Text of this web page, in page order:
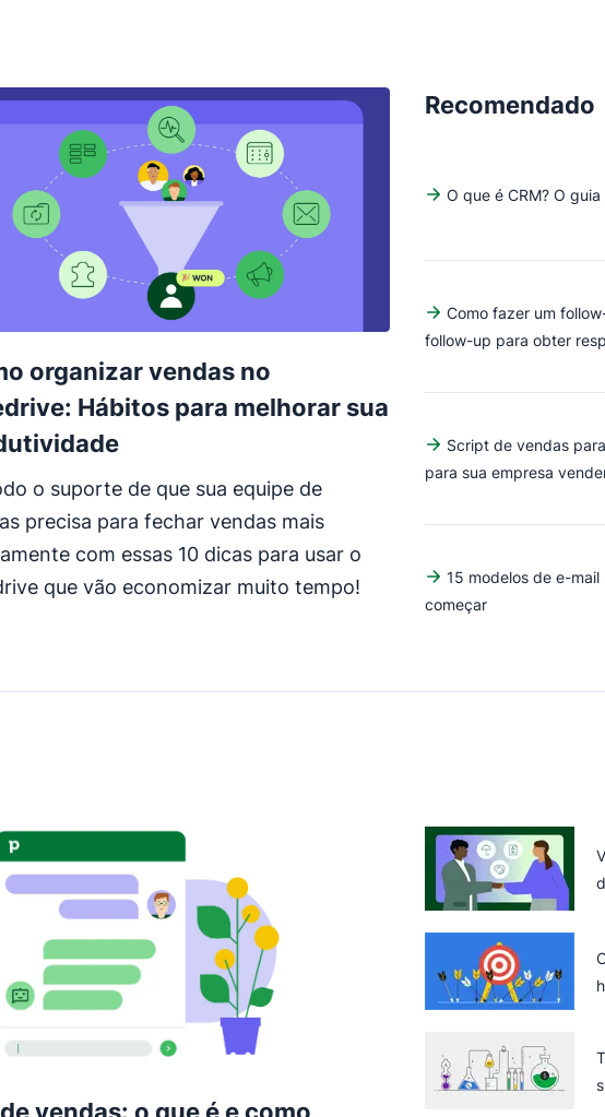
organizar vendas no
Hábitos para melhorar sua
o suporte de que sua equipe de
precisa para fechar vendas mais
com essas 10 dicas para usar o
que vão economizar muito tempo!
Recomendado
O que é CRM? O
Como fazer um
follow-up para obter
Script de vendas
para sua empresa
15 modelos de e-
começar